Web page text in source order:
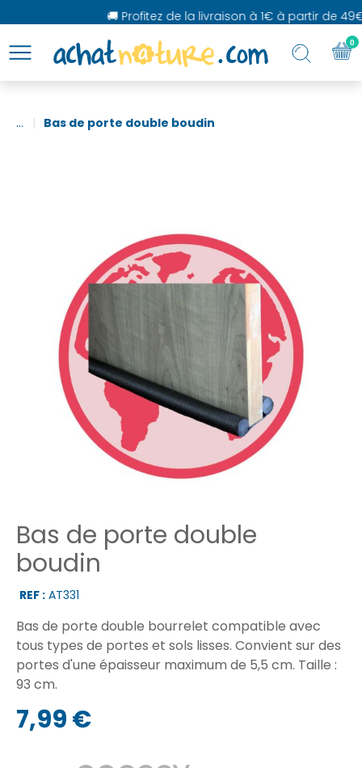
🚚 Profitez de la livraison à 1€ à partir de 49€
... Bas de porte double boudin
Bas de porte double
boudin
REF : AT331
Bas de porte double bourrelet compatible avec
tous types de portes et sols lisses. Convient sur des
portes d'une épaisseur maximum de 5,5 cm. Taille :
93 cm.
7,99 €
0